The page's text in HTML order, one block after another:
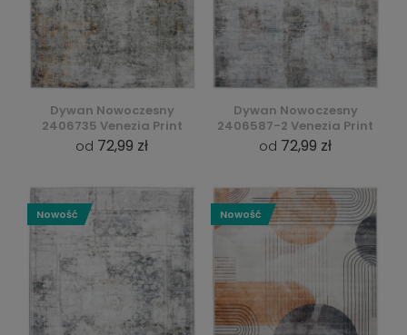
Dywan Nowoczesny
2406735 Venezia Print
od 72,99 zł
Dywan Nowoczesny
2406587-2 Venezia Print
od 72,99 zł
Nowość Nowość